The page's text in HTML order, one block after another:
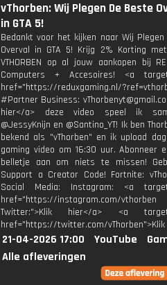
vThorben: Wij Plegen De Beste
in GTA 5!
Bedankt voor het kijken naar Wij
Overval in GTA 5! Krijg 2% Korting
VTHORBEN op al jouw aankopen bij
Computers + Accesoires! <a
href="https://reduxgaming.nl/
#Partner Business:
hier</a> deze video speel ik
@JessyKnijn en @Santino_YT! Ik ben
bekend als "vThorben" en ik upload
gaming video om 16:30 uur. Abonneer
belletje aan om niets te missen!
Support a Creator Code! Fortnite:
Social Media: Instagram: <a
href="https://instagram.com/vthorben
Twitter:">Klik hier</a> <a
href="https://twitter.com/
21-04-2026 17:00 YouTube
Alle afleveringen